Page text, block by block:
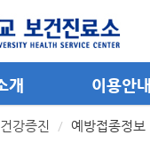
개 이용안내
강증진 예방접종정보